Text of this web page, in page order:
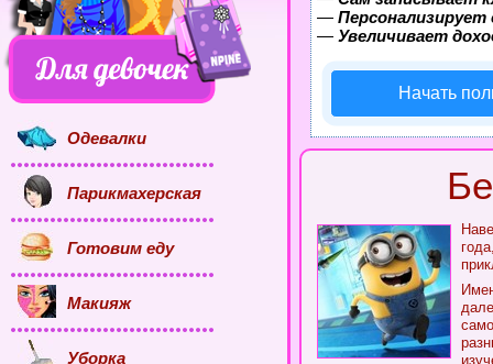
—
— Увеличивает
Начать
Одевалки
Парикмахерская
Готовим еду
Макияж
Уборка